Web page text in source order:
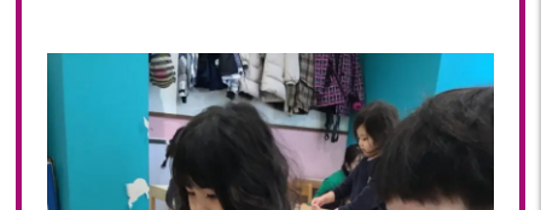
2021年 11月(20)
2021年 10月(21)
2021年 09月(20)